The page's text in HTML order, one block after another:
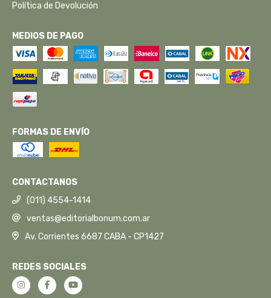
Política de Devolución
MEDIOS DE PAGO
FORMAS DE ENVÍO
CONTACTANOS
(011) 4554-1414
ventas@editorialbonum.com.ar
Av. Corrientes 6687 CABA - CP1427
REDES SOCIALES